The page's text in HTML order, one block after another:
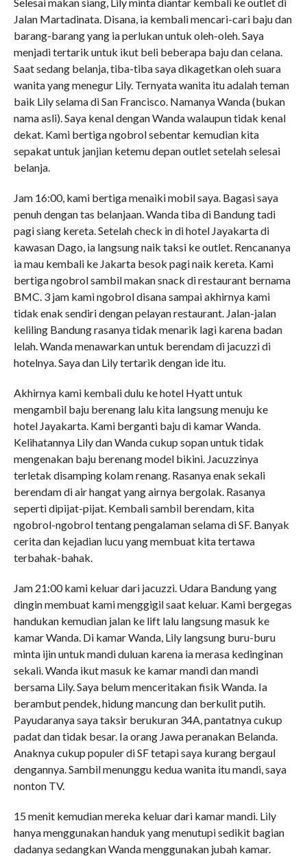
Jalan Martadinata. Disana, ia kembali mencari-cari baju dan
barang-barang yang ia perlukan untuk oleh-oleh. Saya
menjadi tertarik untuk ikut beli beberapa baju dan celana.
Saat sedang belanja, tiba-tiba saya dikagetkan oleh suara
wanita yang menegur Lily. Ternyata wanita itu adalah teman
baik Lily selama di San Francisco. Namanya Wanda (bukan
nama asli). Saya kenal dengan Wanda walaupun tidak kenal
dekat. Kami bertiga ngobrol sebentar kemudian kita
sepakat untuk janjian ketemu depan outlet setelah selesai
belanja.
Jam 16:00, kami bertiga menaiki mobil saya. Bagasi saya
penuh dengan tas belanjaan. Wanda tiba di Bandung tadi
pagi siang kereta. Setelah check in di hotel Jayakarta di
kawasan Dago, ia langsung naik taksi ke outlet. Rencananya
ia mau kembali ke Jakarta besok pagi naik kereta. Kami
bertiga ngobrol sambil makan snack di restaurant bernama
BMC. 3 jam kami ngobrol disana sampai akhirnya kami
tidak enak sendiri dengan pelayan restaurant. Jalan-jalan
keliling Bandung rasanya tidak menarik lagi karena badan
lelah. Wanda menawarkan untuk berendam di jacuzzi di
hotelnya. Saya dan Lily tertarik dengan ide itu.
Akhirnya kami kembali dulu ke hotel Hyatt untuk
mengambil baju berenang lalu kita langsung menuju ke
hotel Jayakarta. Kami berganti baju di kamar Wanda.
Kelihatannya Lily dan Wanda cukup sopan untuk tidak
mengenakan baju berenang model bikini. Jacuzzinya
terletak disamping kolam renang. Rasanya enak sekali
berendam di air hangat yang airnya bergolak. Rasanya
seperti dipijat-pijat. Kembali sambil berendam, kita
ngobrol-ngobrol tentang pengalaman selama di SF. Banyak
cerita dan kejadian lucu yang membuat kita tertawa
terbahak-bahak.
Jam 21:00 kami keluar dari jacuzzi. Udara Bandung yang
dingin membuat kami menggigil saat keluar. Kami bergegas
handukan kemudian jalan ke lift lalu langsung masuk ke
kamar Wanda. Di kamar Wanda, Lily langsung buru-buru
minta ijin untuk mandi duluan karena ia merasa kedinginan
sekali. Wanda ikut masuk ke kamar mandi dan mandi
bersama Lily. Saya belum menceritakan fisik Wanda. Ia
berambut pendek, hidung mancung dan berkulit putih.
Payudaranya saya taksir berukuran 34A, pantatnya cukup
padat dan tidak besar. Ia orang Jawa peranakan Belanda.
Anaknya cukup populer di SF tetapi saya kurang bergaul
dengannya. Sambil menunggu kedua wanita itu mandi, saya
nonton TV.
15 menit kemudian mereka keluar dari kamar mandi. Lily
hanya menggunakan handuk yang menutupi sedikit bagian
dadanya sedangkan Wanda menggunakan jubah kamar.